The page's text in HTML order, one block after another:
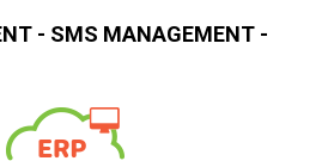
- SMS MANAGEMENT -